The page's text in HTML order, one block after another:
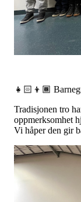
👧🏻👦🏾
Tradisjonen tro
oppmerksomhet
Vi håper den gir